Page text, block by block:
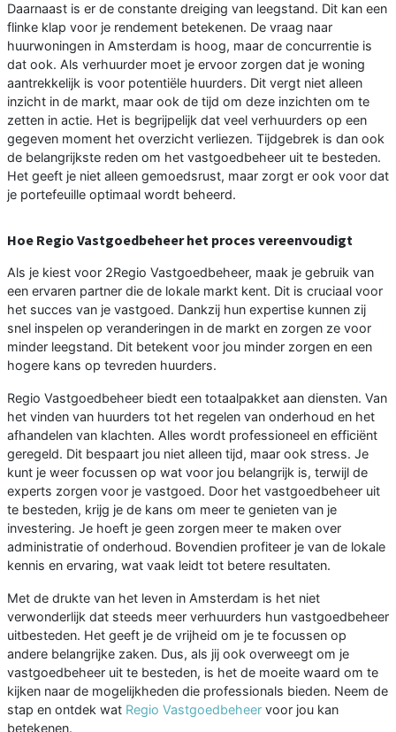
Daarnaast is er de constante dreiging van leegstand. Dit kan een
flinke klap voor je rendement betekenen. De vraag naar
huurwoningen in Amsterdam is hoog, maar de concurrentie is
dat ook. Als verhuurder moet je ervoor zorgen dat je woning
aantrekkelijk is voor potentiële huurders. Dit vergt niet alleen
inzicht in de markt, maar ook de tijd om deze inzichten om te
zetten in actie. Het is begrijpelijk dat veel verhuurders op een
gegeven moment het overzicht verliezen. Tijdgebrek is dan ook
de belangrijkste reden om het vastgoedbeheer uit te besteden.
Het geeft je niet alleen gemoedsrust, maar zorgt er ook voor dat
je portefeuille optimaal wordt beheerd.
Hoe Regio Vastgoedbeheer het proces vereenvoudigt
Als je kiest voor 2Regio Vastgoedbeheer, maak je gebruik van
een ervaren partner die de lokale markt kent. Dit is cruciaal voor
het succes van je vastgoed. Dankzij hun expertise kunnen zij
snel inspelen op veranderingen in de markt en zorgen ze voor
minder leegstand. Dit betekent voor jou minder zorgen en een
hogere kans op tevreden huurders.
Regio Vastgoedbeheer biedt een totaalpakket aan diensten. Van
het vinden van huurders tot het regelen van onderhoud en het
afhandelen van klachten. Alles wordt professioneel en efficiënt
geregeld. Dit bespaart jou niet alleen tijd, maar ook stress. Je
kunt je weer focussen op wat voor jou belangrijk is, terwijl de
experts zorgen voor je vastgoed. Door het vastgoedbeheer uit
te besteden, krijg je de kans om meer te genieten van je
investering. Je hoeft je geen zorgen meer te maken over
administratie of onderhoud. Bovendien profiteer je van de lokale
kennis en ervaring, wat vaak leidt tot betere resultaten.
Met de drukte van het leven in Amsterdam is het niet
verwonderlijk dat steeds meer verhuurders hun vastgoedbeheer
uitbesteden. Het geeft je de vrijheid om je te focussen op
andere belangrijke zaken. Dus, als jij ook overweegt om je
vastgoedbeheer uit te besteden, is het de moeite waard om te
kijken naar de mogelijkheden die professionals bieden. Neem de
stap en ontdek wat Regio Vastgoedbeheer voor jou kan
betekenen.